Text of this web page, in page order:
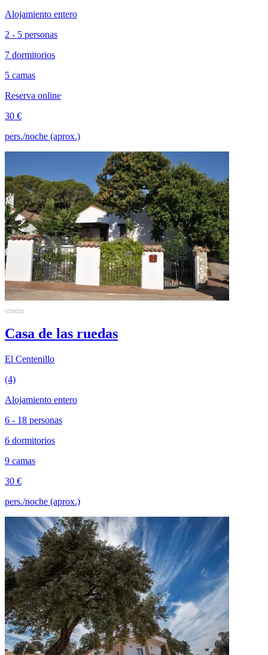
Alojamiento entero
2 - 5 personas
7 dormitorios
5 camas
Reserva online
30 €
pers./noche (aprox.)
Casa de las ruedas
El Centenillo
(4)
Alojamiento entero
6 - 18 personas
6 dormitorios
9 camas
30 €
pers./noche (aprox.)